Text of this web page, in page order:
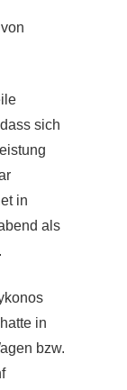
sich
in
als
in
bzw.